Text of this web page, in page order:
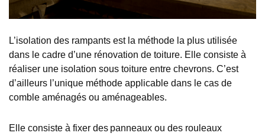
L’isolation des rampants est la méthode la plus utilisée
dans le cadre d’une rénovation de toiture. Elle consiste à
réaliser une isolation sous toiture entre chevrons. C’est
d’ailleurs l’unique méthode applicable dans le cas de
comble aménagés ou aménageables.
Elle consiste à fixer des panneaux ou des rouleaux